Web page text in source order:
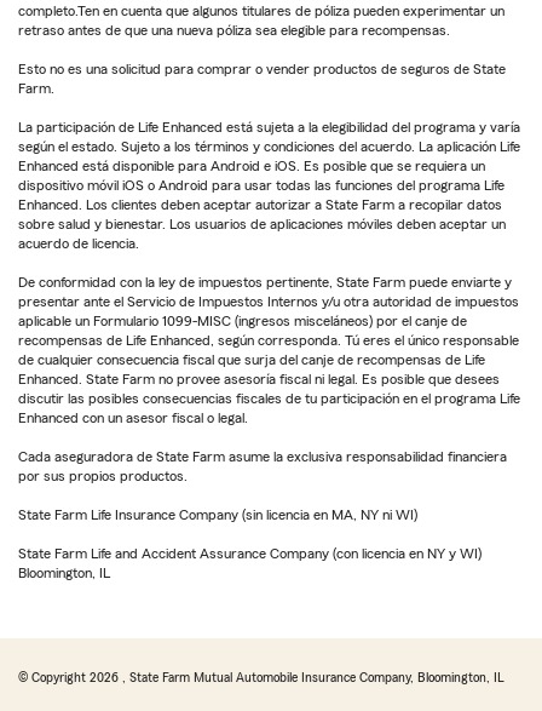
completo.Ten en cuenta que algunos titulares de póliza pueden experimentar un
retraso antes de que una nueva póliza sea elegible para recompensas.
Esto no es una solicitud para comprar o vender productos de seguros de State
Farm.
La participación de Life Enhanced está sujeta a la elegibilidad del programa y varía
según el estado. Sujeto a los términos y condiciones del acuerdo. La aplicación Life
Enhanced está disponible para Android e iOS. Es posible que se requiera un
dispositivo móvil iOS o Android para usar todas las funciones del programa Life
Enhanced. Los clientes deben aceptar autorizar a State Farm a recopilar datos
sobre salud y bienestar. Los usuarios de aplicaciones móviles deben aceptar un
acuerdo de licencia.
De conformidad con la ley de impuestos pertinente, State Farm puede enviarte y
presentar ante el Servicio de Impuestos Internos y/u otra autoridad de impuestos
aplicable un Formulario 1099-MISC (ingresos misceláneos) por el canje de
recompensas de Life Enhanced, según corresponda. Tú eres el único responsable
de cualquier consecuencia fiscal que surja del canje de recompensas de Life
Enhanced. State Farm no provee asesoría fiscal ni legal. Es posible que desees
discutir las posibles consecuencias fiscales de tu participación en el programa Life
Enhanced con un asesor fiscal o legal.
Cada aseguradora de State Farm asume la exclusiva responsabilidad financiera
por sus propios productos.
State Farm Life Insurance Company (sin licencia en MA, NY ni WI)
State Farm Life and Accident Assurance Company (con licencia en NY y WI)
Bloomington, IL
© Copyright 2026 , State Farm Mutual Automobile Insurance Company, Bloomington, IL